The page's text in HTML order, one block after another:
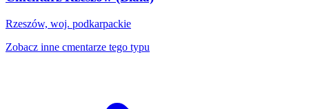
Rzeszów, woj. podkarpackie
Zobacz inne cmentarze tego typu